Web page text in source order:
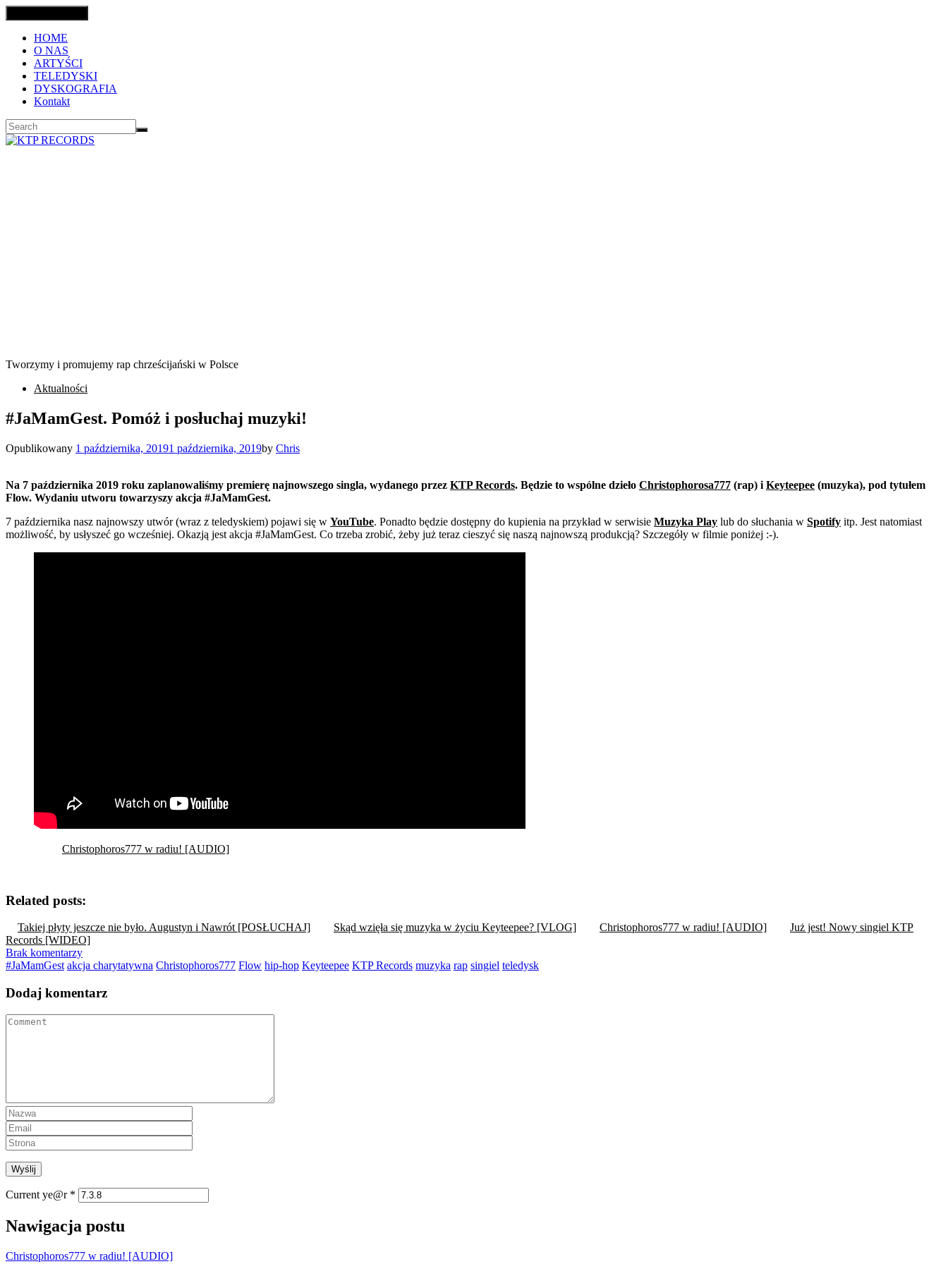
HOME
O NAS
ARTYŚCI
TELEDYSKI
DYSKOGRAFIA
Kontakt
Tworzymy i promujemy rap chrześcijański w Polsce
Aktualności
#JaMamGest. Pomóż i posłuchaj muzyki!
Opublikowany 1 października, 20191 października, 2019by Chris
Na 7 października 2019 roku zaplanowaliśmy premierę najnowszego singla, wydanego przez KTP Records. Będzie to wspólne dzieło Christophorosa777 (rap) i Keyteepee (muzyka), pod tytułem
Flow. Wydaniu utworu towarzyszy akcja #JaMamGest.
7 października nasz najnowszy utwór (wraz z teledyskiem) pojawi się w YouTube. Ponadto będzie dostępny do kupienia na przykład w serwisie Muzyka Play lub do słuchania w Spotify itp. Jest natomiast
możliwość, by usłyszeć go wcześniej. Okazją jest akcja #JaMamGest. Co trzeba zrobić, żeby już teraz cieszyć się naszą najnowszą produkcją? Szczegóły w filmie poniżej :-).
Christophoros777 w radiu! [AUDIO]
Related posts:
Takiej płyty jeszcze nie było. Augustyn i Nawrót [POSŁUCHAJ] Skąd wzięła się muzyka w życiu Keyteepee? [VLOG] Christophoros777 w radiu! [AUDIO]
Już jest! Nowy singiel KTP
Records [WIDEO]
Brak komentarzy
#JaMamGest akcja charytatywna Christophoros777 Flow hip-hop Keyteepee KTP Records muzyka rap singiel teledysk
Dodaj komentarz
Current ye@r *
Nawigacja postu
Christophoros777 w radiu! [AUDIO]